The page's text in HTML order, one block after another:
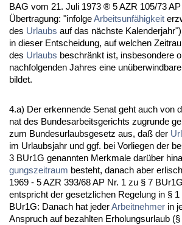
BAG vom 21. Ju­li 1973 ® 5 AZR 105/73
Über­tra­gung: "in­fol­geAr­beits­unfähig­keit
des Ur­laubs auf das nächs­te
in die­ser Ent­schei­dung, auf wel­chen
des Ur­laubs be­schränkt ist, ins­be­son­de­re
nach­fol­gen­den Jah­res ei­ne
bil­det.
4.a) Der er­ken­nen­de Se­nat geht auch von
nat des Bun­des­ar­beits­ge­richts zu­grun­de
zum Bun­des­ur­laubs­ge­setz aus, daß der
im Ur­laubs­jahr und ggf. bei Vor­lie­gen der
3 BUr1G ge­nann­ten Merk­ma­le darüber
gungs­zeit­raum be­steht, da­nach aber
1969 - 5 AZR 393/68 AP Nr. 1 zu § 7
ent­spricht der ge­setz­li­chen Re­ge­lung in § 1
BUr1G: Da­nach hat je­derAr­beit­neh­mer in
An­spruch auf be­zahl­ten Er­ho­lungs­ur­laub